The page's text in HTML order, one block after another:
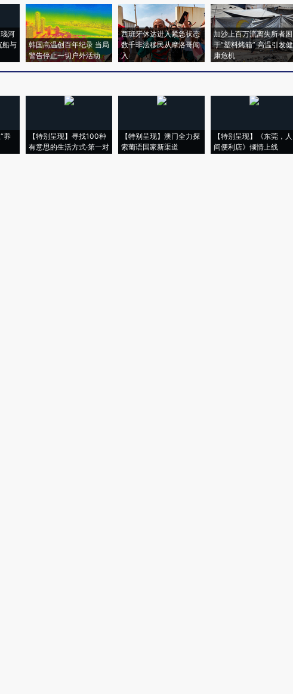
河
船与
韩国高温创百年纪录 当局
警告停止一切户外活动
西班牙休达进入紧急状态
数千非法移民从摩洛哥闯
入
加沙上百万流离失所者困
于“塑料烤箱” 高温引发健
康危机
养
【特别呈现】寻找100种
有意思的生活方式·第一对
【特别呈现】澳门全力探
索葡语国家新渠道
【特别呈现】《东莞，人
间便利店》倾情上线